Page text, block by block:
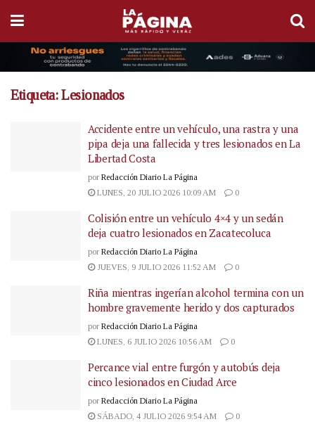
Etiqueta:Lesionados
Accidente entre un vehículo, una rastra y una
pipa deja una fallecida y tres lesionados en La
Libertad Costa
por Redacción Diario La Página
LUNES, 20 JULIO 2026 10:09 AM
0
Colisión entre un vehículo 4×4 y un sedán
deja cuatro lesionados en Zacatecoluca
por Redacción Diario La Página
JUEVES, 9 JULIO 2026 11:52 AM
0
Riña mientras ingerían alcohol termina con un
hombre gravemente herido y dos capturados
por Redacción Diario La Página
LUNES, 6 JULIO 2026 10:56 AM
0
Percance vial entre furgón y autobús deja
cinco lesionados en Ciudad Arce
por Redacción Diario La Página
SÁBADO, 4 JULIO 2026 9:54 AM
0